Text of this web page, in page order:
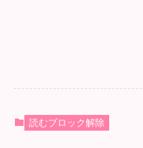
読むブロック解除